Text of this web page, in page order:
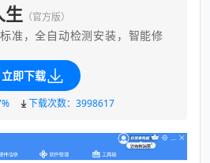
生 （官方版）
准，全自动检测安装，智能修
立即下载
下载次数：3998617